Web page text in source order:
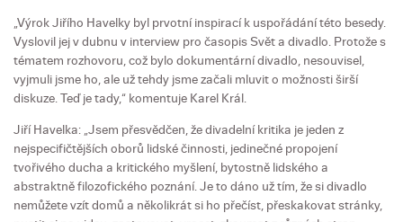
„Výrok Jiřího Havelky byl prvotní inspirací k uspořádání této besedy.
Vyslovil jej v dubnu v interview pro časopis Svět a divadlo. Protože s
tématem rozhovoru, což bylo dokumentární divadlo, nesouvisel,
vyjmuli jsme ho, ale už tehdy jsme začali mluvit o možnosti širší
diskuze. Teď je tady,“ komentuje Karel Král.
Jiří Havelka: „Jsem přesvědčen, že divadelní kritika je jeden z
nejspecifičtějších oborů lidské činnosti, jedinečné propojení
tvořivého ducha a kritického myšlení, bytostně lidského a
abstraktně filozofického poznání. Je to dáno už tím, že si divadlo
nemůžete vzít domů a několikrát si ho přečíst, přeskakovat stránky,